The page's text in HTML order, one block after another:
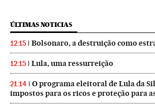
ÚLTIMAS NOTICIAS
12:15 Bolsonaro, a destruição como
12:15 Lula, uma ressurreição
21:14
O programa eleitoral de Lula da
impostos para os ricos e proteção para